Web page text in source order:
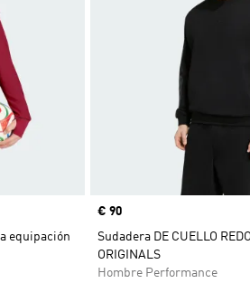
equipación
Precio
€ 90
Sudadera DE CUELLO
ORIGINALS
Hombre Performance